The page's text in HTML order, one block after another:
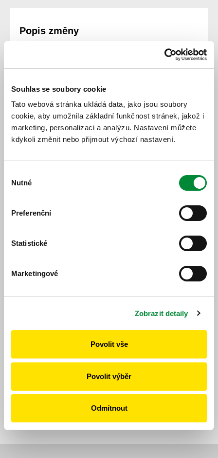
Souhlas se soubory cookie
Tato webová stránka ukládá data, jako jsou soubory
cookie, aby umožnila základní funkčnost stránek, jakož i
marketing, personalizaci a analýzu. Nastavení můžete
kdykoli změnit nebo přijmout výchozí nastavení.
souhlasu
Nutné
Preferenční
Statistické
Marketingové
Zobrazit detaily
Povolit vše
Povolit výběr
Odmítnout
Popis změny
Dopravní
Klatovy. Probíhá vyšetřování mimořádné události a
Ovlivněné spoje
R16 / R 776 „Berounka“ Praha hl.n. (06:05) - Železná
Ruda-Alžbětín (09:41) je v úseku Klatovy - Janovice
P24 / Os 7545 Železná Ruda-Alžbětín (08:16) -
Klatovy nahrazen autobusy.
change=10943&line=6